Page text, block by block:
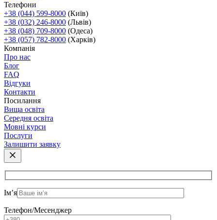
Телефони
+38 (044) 599-8000 (Київ)
+38 (032) 246-8000 (Львів)
+38 (048) 709-8000 (Одеса)
+38 (057) 782-8000 (Харків)
Компанія
Про нас
Блог
FAQ
Відгуки
Контакти
Посилання
Вища освіта
Середня освіта
Мовні курси
Послуги
Залишити заявку
Ім’я
Телефон/Месенджер